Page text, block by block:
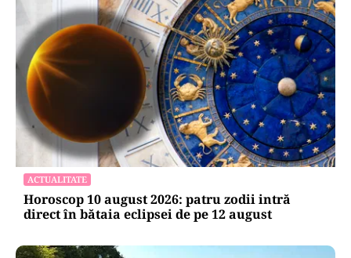
ACTUALITATE
Horoscop 10 august 2026: patru zodii intră
direct în bătaia eclipsei de pe 12 august